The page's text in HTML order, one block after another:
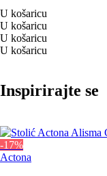
U košaricu
U košaricu
U košaricu
U košaricu
Inspirirajte se
-17%
Actona